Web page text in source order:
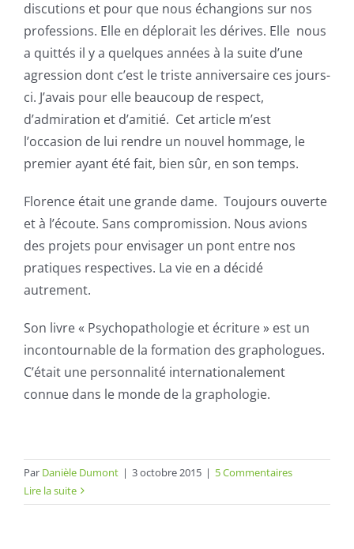
discutions et pour que nous échangions sur nos
professions. Elle en déplorait les dérives. Elle nous
a quittés il y a quelques années à la suite d’une
agression dont c’est le triste anniversaire ces jours-
ci. J’avais pour elle beaucoup de respect,
d’admiration et d’amitié. Cet article m’est
l’occasion de lui rendre un nouvel hommage, le
premier ayant été fait, bien sûr, en son temps.
Florence était une grande dame. Toujours ouverte
et à l’écoute. Sans compromission. Nous avions
des projets pour envisager un pont entre nos
pratiques respectives. La vie en a décidé
autrement.
Son livre « Psychopathologie et écriture » est un
incontournable de la formation des graphologues.
C’était une personnalité internationalement
connue dans le monde de la graphologie.
Par Danièle Dumont | 3 octobre 2015 | 5 Commentaires
Lire la suite